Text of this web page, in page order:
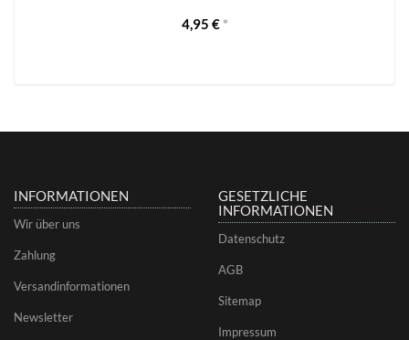
4,95 € *
INFORMATIONEN
Wir über uns
Zahlung
Versandinformationen
Newsletter
GESETZLICHE
INFORMATIONEN
Datenschutz
AGB
Sitemap
Impressum